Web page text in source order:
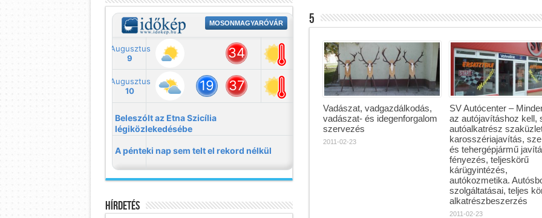
5
Vadászat, vadgazdálkodás,
vadászat- és idegenforgalom
szervezés
2011-02-23
SV Autócenter –
az autójavításhoz kell,
autóalkatrész
karosszériajavítás,
és tehergépjármű
fényezés, teljeskörű
kárügyintézés,
autókozmetika.
szolgáltatásai, teljes
alkatrészbeszerzés
2011-02-23
Hírdetés